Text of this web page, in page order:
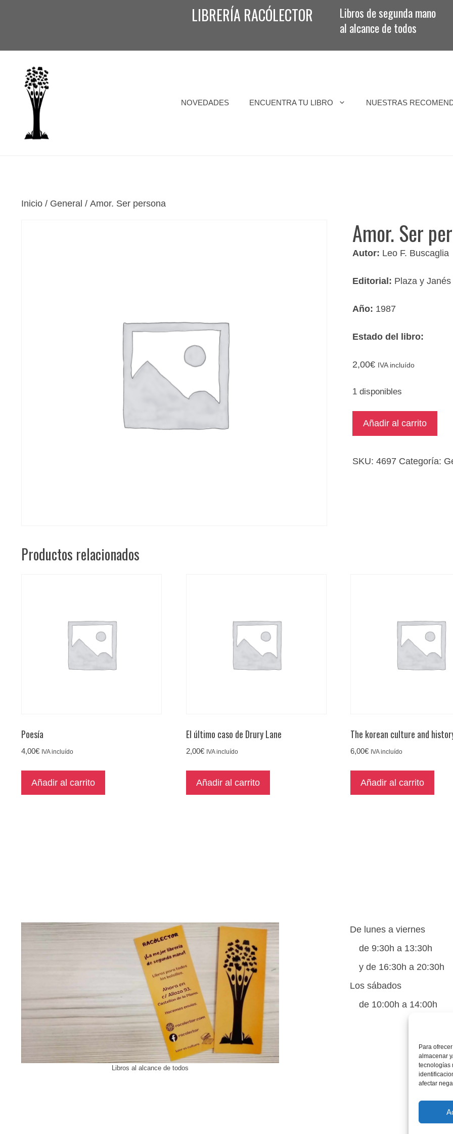
Para
almacenar
tecnologías
afectar
LIBRERÍA RACÓLECTOR
Libros de segunda mano
al alcance de todos
NOVEDADES ENCUENTRA TU LIBRO NUESTRAS
Inicio / General / Amor. Ser persona
Amor. Ser
Autor: Leo F. Buscaglia
Editorial: Plaza y Janés
Año: 1987
Estado del libro:
2,00€ IVA incluído
1 disponibles
Amor.
cantidad
Añadir al carrito
SKU:4697 Categoría:
Productos relacionados
Poesía
4,00€ IVA incluído
Añadir al carrito
El último caso de Drury Lane
2,00€ IVA incluído
Añadir al carrito
The korean culture and
6,00€ IVA incluído
Añadir al carrito
Libros al alcance de todos
De lunes a viernes
de 9:30h a 13:30h
y de 16:30h a 20:30h
Los sábados
de 10:00h a 14:00h